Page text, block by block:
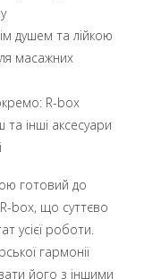
душем та лійкою
масажних
R-box
інші аксесуари
готовий до
box, що суттєво
усієї роботи.
гармонії
його з іншими